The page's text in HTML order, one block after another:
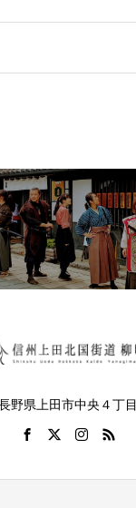
野県上田市中央４丁目